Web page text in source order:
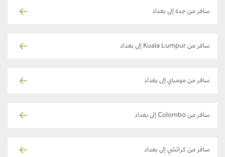
سافر من جدة إلى بغداد
سافر من Kuala Lumpur إلى بغداد
سافر من مومباي إلى بغداد
سافر من Colombo إلى بغداد
سافر من كراتشي إلى بغداد